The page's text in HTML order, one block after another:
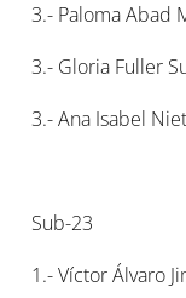
3.- Paloma Abad
3.- Gloria Fuller
3.- Ana Isabel
Sub-23
1.- Víctor Álvaro